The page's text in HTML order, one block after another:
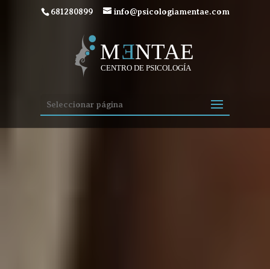
681280899 info@psicologiamentae.com
Seleccionar página